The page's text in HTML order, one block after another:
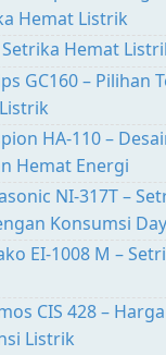
Hemat Listrik
Hemat
GC160 – Pilihan
HA-110 –
Hemat Energi
NI-317T –
Konsumsi
EI-1008 M –
CIS 428 –
Listrik